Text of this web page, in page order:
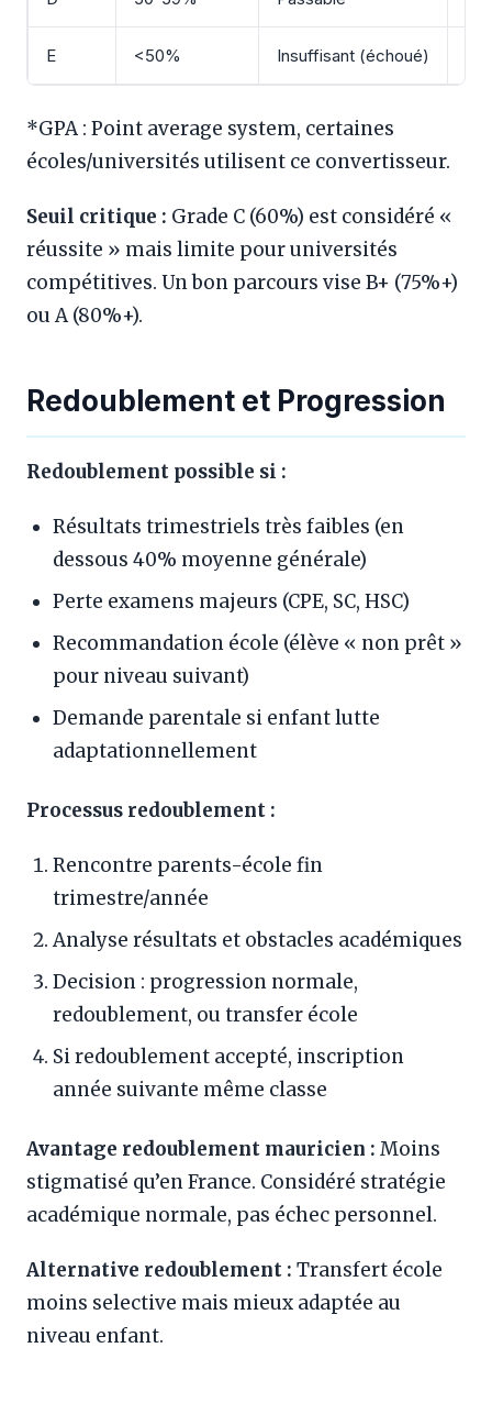
E <50% Insuffisant (échoué)
*GPA : Point average system, certaines
écoles/universités utilisent ce convertisseur.
Seuil critique : Grade C (60%) est considéré «
réussite » mais limite pour universités
compétitives. Un bon parcours vise B+ (75%+)
ou A (80%+).
Redoublement et Progression
Redoublement possible si :
Résultats trimestriels très faibles (en
dessous 40% moyenne générale)
Perte examens majeurs (CPE, SC, HSC)
Recommandation école (élève « non prêt »
pour niveau suivant)
Demande parentale si enfant lutte
adaptationnellement
Processus redoublement :
Rencontre parents-école fin
trimestre/année
Analyse résultats et obstacles académiques
Decision : progression normale,
redoublement, ou transfer école
Si redoublement accepté, inscription
année suivante même classe
Avantage redoublement mauricien : Moins
stigmatisé qu’en France. Considéré stratégie
académique normale, pas échec personnel.
Alternative redoublement : Transfert école
moins selective mais mieux adaptée au
niveau enfant.